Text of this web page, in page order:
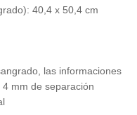
40,4 x 50,4 cm
las informaciones
mm de separación